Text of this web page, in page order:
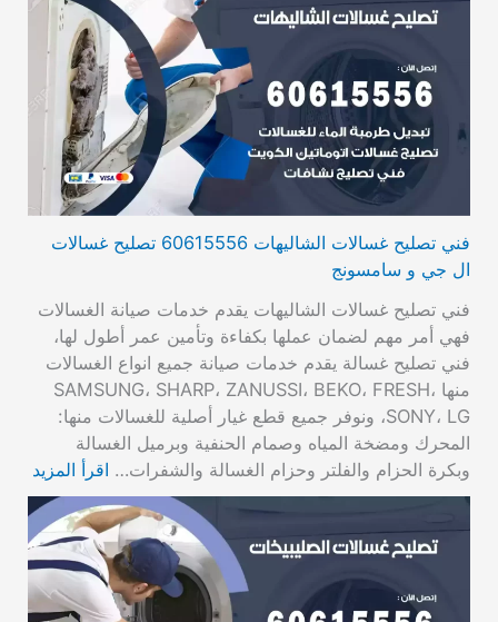
فني تصليح غسالات الشاليهات 60615556 تصليح غسالات
ال جي و سامسونج
فني تصليح غسالات الشاليهات يقدم خدمات صيانة الغسالات
فهي أمر مهم لضمان عملها بكفاءة وتأمين عمر أطول لها،
فني تصليح غسالة يقدم خدمات صيانة جميع انواع الغسالات
منها SAMSUNG، SHARP، ZANUSSI، BEKO، FRESH،
SONY، LG، ونوفر جميع قطع غيار أصلية للغسالات منها:
المحرك ومضخة المياه وصمام الحنفية وبرميل الغسالة
وبكرة الحزام والفلتر وحزام الغسالة والشفرات… اقرأ المزيد